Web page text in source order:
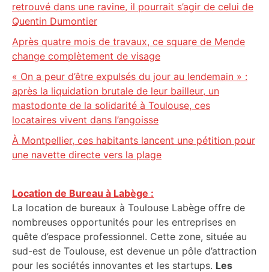
retrouvé dans une ravine, il pourrait s’agir de celui de
Quentin Dumontier
Après quatre mois de travaux, ce square de Mende
change complètement de visage
« On a peur d’être expulsés du jour au lendemain » :
après la liquidation brutale de leur bailleur, un
mastodonte de la solidarité à Toulouse, ces
locataires vivent dans l’angoisse
À Montpellier, ces habitants lancent une pétition pour
une navette directe vers la plage
Location de Bureau à Labège :
La location de bureaux à Toulouse Labège offre de
nombreuses opportunités pour les entreprises en
quête d’espace professionnel. Cette zone, située au
sud-est de Toulouse, est devenue un pôle d’attraction
pour les sociétés innovantes et les startups. Les